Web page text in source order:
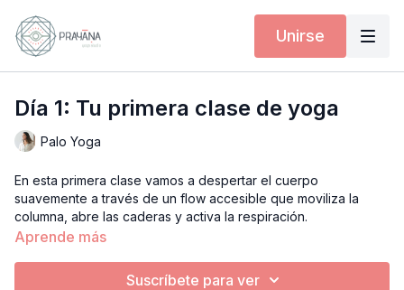
Unirse
Día 1: Tu primera clase de yoga
Palo Yoga
En esta primera clase vamos a despertar el cuerpo
suavemente a través de un flow accesible que moviliza la
columna, abre las caderas y activa la respiración.
Aprende más
Suscríbete para ver